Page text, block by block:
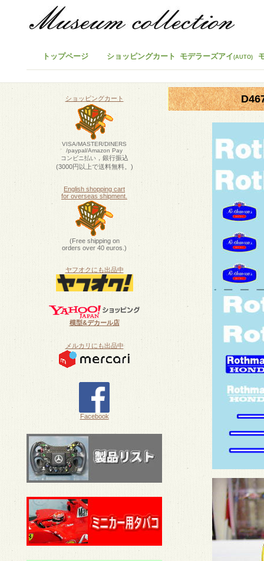
トップページ ショッピングカート モデラーズアイ(AUTO)
ショッピングカート
VISA/MASTER/DINERS
/paypal/Amazon Pay
コンビニ払い，銀行振込
(3000円以上で送料無料。)
English shopping cart
for overseas shipment.
(Free shipping on
orders over 40 euros.)
ヤフオクにも出品中
模型&デカール店
メルカリにも出品中
Facebook